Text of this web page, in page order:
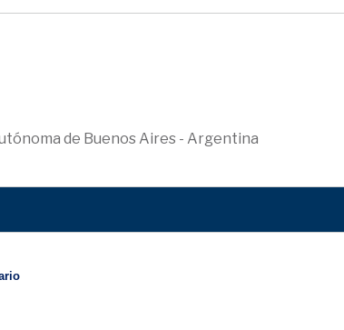
de Buenos Aires - Argentina